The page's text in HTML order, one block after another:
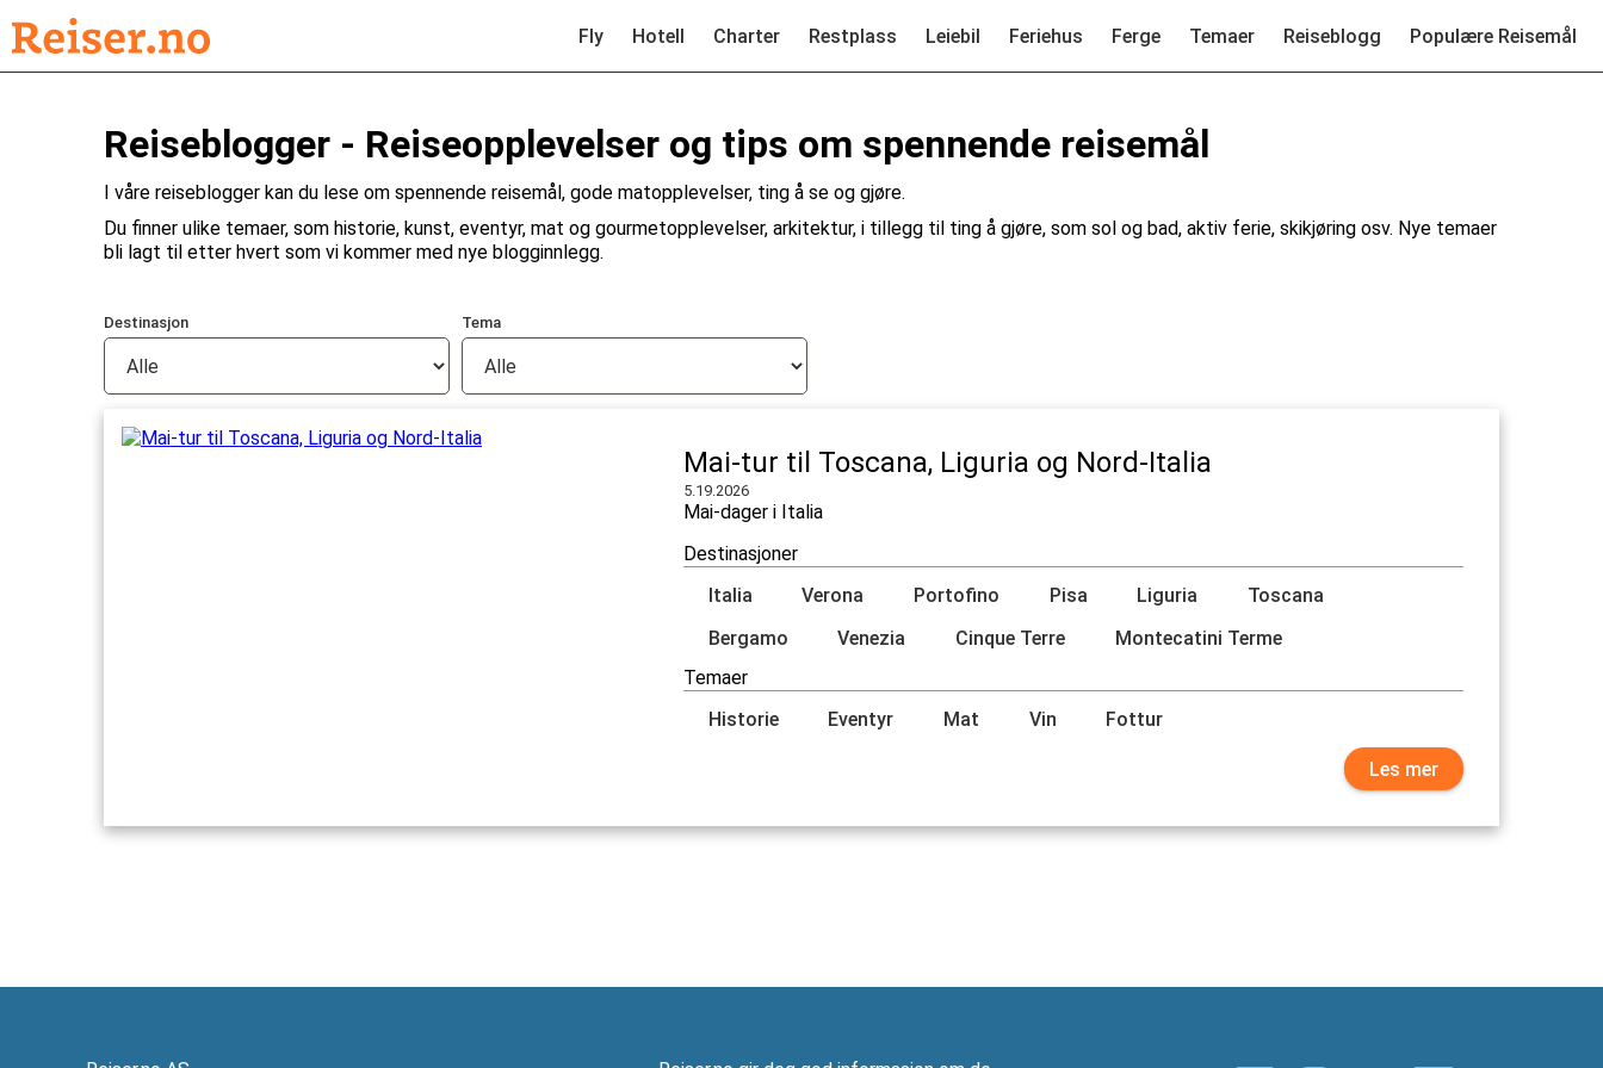
Fly Hotell Charter Restplass Leiebil Feriehus Ferge Temaer Reiseblogg Populære Reisemål
Reiseblogger - Reiseopplevelser og tips om spennende reisemål
I våre reiseblogger kan du lese om spennende reisemål, gode matopplevelser, ting å se og gjøre.
Du finner ulike temaer, som historie, kunst, eventyr, mat og gourmetopplevelser, arkitektur, i tillegg til ting å gjøre, som sol og bad, aktiv ferie, skikjøring osv. Nye temaer
bli lagt til etter hvert som vi kommer med nye blogginnlegg.
Destinasjon Tema
Mai-tur til Toscana, Liguria og Nord-Italia
5.19.2026
Mai-dager i Italia
Destinasjoner
Italia
Verona Portofino Pisa Liguria
Toscana
Bergamo
Venezia Cinque Terre
Montecatini Terme
Temaer
Historie
Eventyr Mat Vin Fottur
Les mer